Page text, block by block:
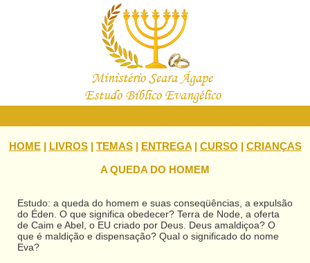
HOME| LIVROS| TEMAS| ENTREGA| CURSO | CRIANÇAS
A QUEDA DO HOMEM
Estudo: a queda do homem e suas conseqüências, a expulsão
do Éden. O que significa obedecer? Terra de Node, a oferta
de Caim e Abel, o EU criado por Deus. Deus amaldiçoa? O
que é maldição e dispensação? Qual o significado do nome
Eva?